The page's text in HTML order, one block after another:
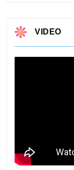
VIDEO